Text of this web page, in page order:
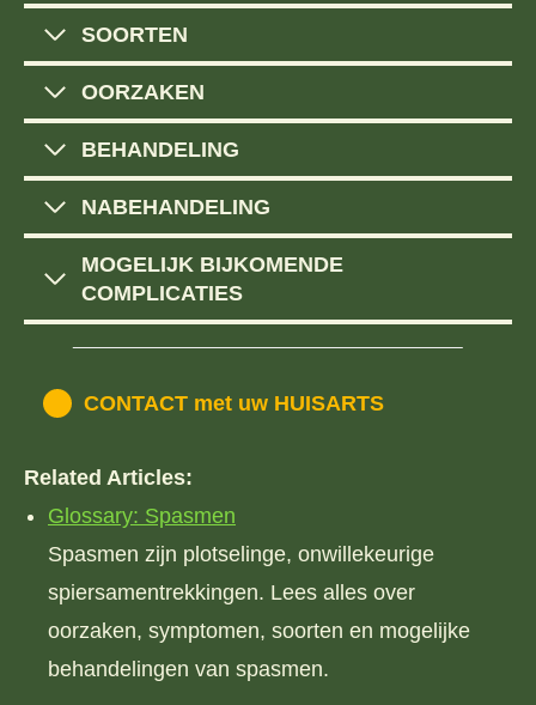
SOORTEN
OORZAKEN
BEHANDELING
NABEHANDELING
MOGELIJK BIJKOMENDE
COMPLICATIES
CONTACT met uw HUISARTS
Related Articles:
Glossary: Spasmen
Spasmen zijn plotselinge, onwillekeurige
spiersamentrekkingen. Lees alles over
oorzaken, symptomen, soorten en mogelijke
behandelingen van spasmen.